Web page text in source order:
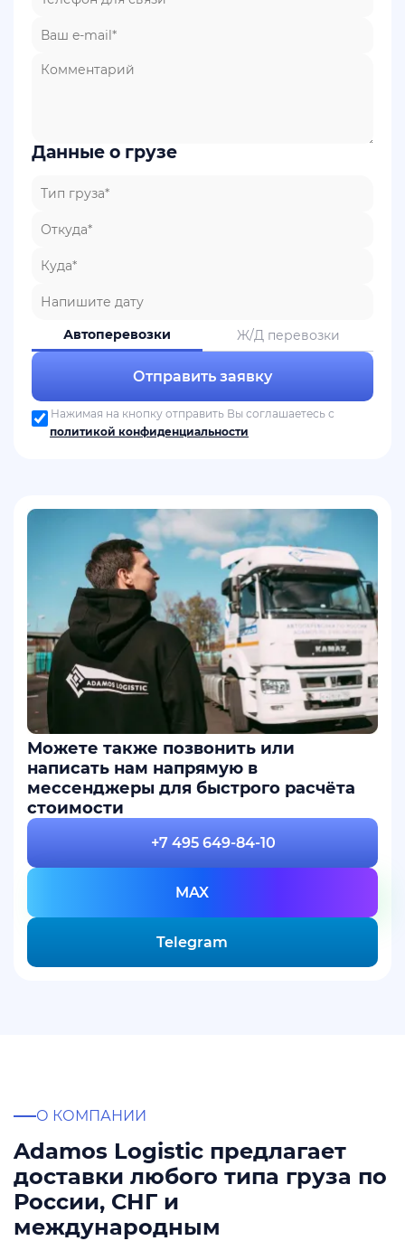
Данные о грузе
Автоперевозки Ж/Д перевозки
Отправить заявку
Нажимая на кнопку отправить Вы соглашаетесь с
политикой конфиденциальности
Можете также позвонить или
написать нам напрямую в
мессенджеры для быстрого расчёта
стоимости
+7 495 649-84-10
MAX
Telegram
О КОМПАНИИ
Adamos Logistic предлагает
доставки любого типа груза по
России, СНГ и
международным